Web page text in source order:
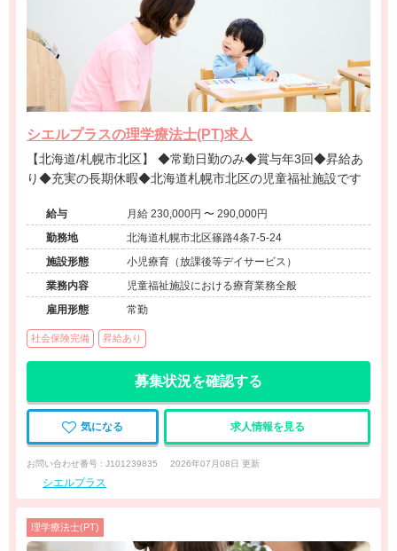
シエルプラスの理学療法士(PT)求人
【北海道/札幌市北区】 ◆常勤日勤のみ◆賞与年3回◆昇給あ
り◆充実の長期休暇◆北海道札幌市北区の児童福祉施設です
給与
月給 230,000円 〜 290,000円
勤務地
北海道札幌市北区篠路4条7-5-24
施設形態
小児療育（放課後等デイサービス）
業務内容
児童福祉施設における療育業務全般
雇用形態
常勤
社会保険完備 昇給あり
募集状況を確認する
気になる 求人情報を見る
お問い合わせ番号 : J101239835 2026年07月08日 更新
シエルプラス
理学療法士(PT)